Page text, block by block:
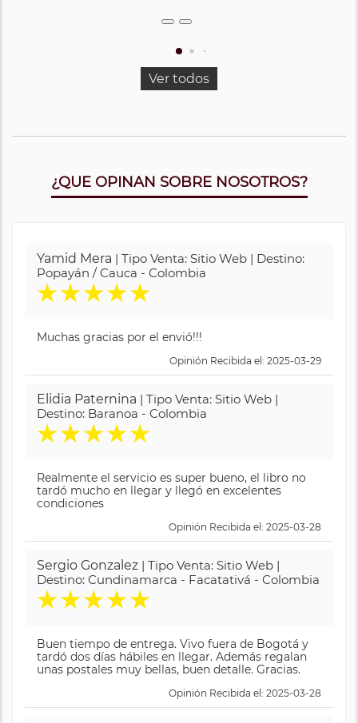
Ver todos
¿QUE OPINAN SOBRE NOSOTROS?
Yamid Mera | Tipo Venta: Sitio Web | Destino:
Popayán / Cauca - Colombia
★★★★★
Muchas gracias por el envió!!!
Opinión Recibida el: 2025-03-29
Elidia Paternina | Tipo Venta: Sitio Web |
Destino: Baranoa - Colombia
★★★★★
Realmente el servicio es super bueno, el libro no
tardó mucho en llegar y llegó en excelentes
condiciones
Opinión Recibida el: 2025-03-28
Sergio Gonzalez | Tipo Venta: Sitio Web |
Destino: Cundinamarca - Facatativá - Colombia
★★★★★
Buen tiempo de entrega. Vivo fuera de Bogotá y
tardó dos días hábiles en llegar. Además regalan
unas postales muy bellas, buen detalle. Gracias.
Opinión Recibida el: 2025-03-28